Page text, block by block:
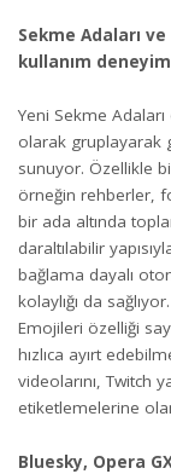
Sekme Adaları
kullanım
Yeni Sekme
olarak gruplayarak
sunuyor. Özellikle
örneğin rehberler,
bir ada altında
daraltılabilir
bağlama dayalı
kolaylığı da
Emojileri özelliği
hızlıca ayırt
videolarını, Twitch
etiketlemelerine
Bluesky, Opera